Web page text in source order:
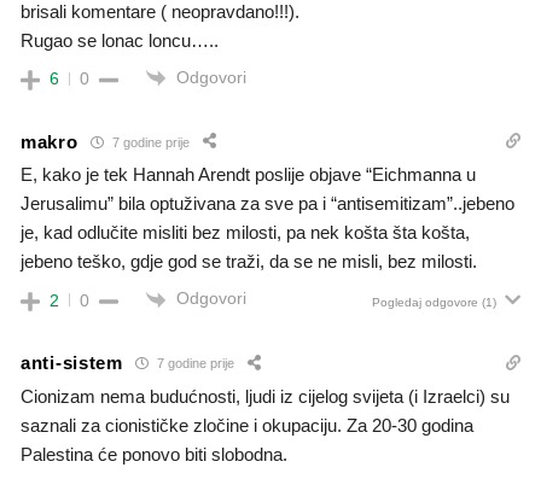
brisali komentare ( neopravdano!!!).
Rugao se lonac loncu…..
6 0 Odgovori
makro 7 godine prije
E, kako je tek Hannah Arendt poslije objave “Eichmanna u
Jerusalimu” bila optuživana za sve pa i “antisemitizam”..jebeno
je, kad odlučite misliti bez milosti, pa nek košta šta košta,
jebeno teško, gdje god se traži, da se ne misli, bez milosti.
2 0 Odgovori Pogledaj odgovore (1)
anti-sistem 7 godine prije
Cionizam nema budućnosti, ljudi iz cijelog svijeta (i Izraelci) su
saznali za cionističke zločine i okupaciju. Za 20-30 godina
Palestina će ponovo biti slobodna.